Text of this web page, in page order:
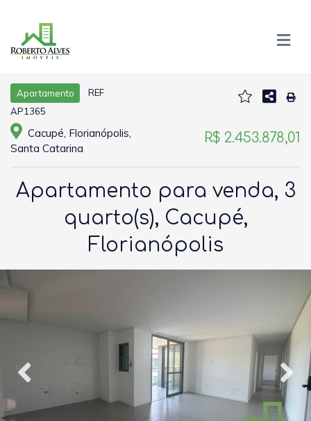
Apartamento
REF
AP1365
Cacupé, Florianópolis,
Santa Catarina
R$ 2.453.878,01
Apartamento para venda, 3
quarto(s), Cacupé,
Florianópolis